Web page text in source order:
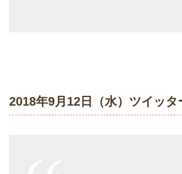
2018年9月12日（水）ツイッタ